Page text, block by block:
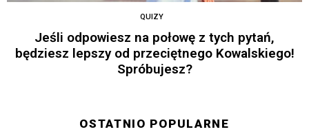
QUIZY
Jeśli odpowiesz na połowę z tych pytań,
będziesz lepszy od przeciętnego Kowalskiego!
Spróbujesz?
OSTATNIO POPULARNE